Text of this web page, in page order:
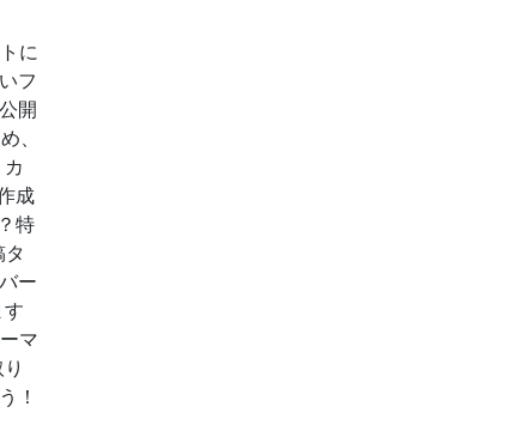
に
フ
開
、
成
特
ー
マ
！